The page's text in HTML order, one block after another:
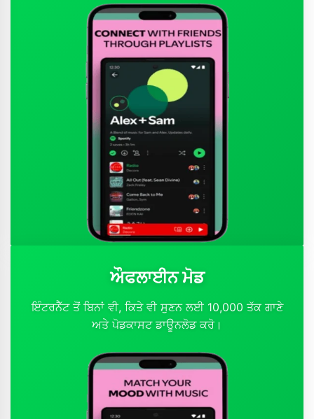
ਔਫਲਾਈਨ ਮੋਡ
ਇੰਟਰਨੈੱਟ ਤੋਂ ਬਿਨਾਂ ਵੀ, ਕਿਤੇ ਵੀ ਸੁਣਨ ਲਈ 10,000 ਤੱਕ ਗਾਣੇ
ਅਤੇ ਪੋਡਕਾਸਟ ਡਾਊਨਲੋਡ ਕਰੋ।